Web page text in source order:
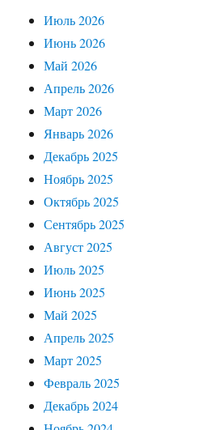
Июль 2026
Июнь 2026
Май 2026
Апрель 2026
Март 2026
Январь 2026
Декабрь 2025
Ноябрь 2025
Октябрь 2025
Сентябрь 2025
Август 2025
Июль 2025
Июнь 2025
Май 2025
Апрель 2025
Март 2025
Февраль 2025
Декабрь 2024